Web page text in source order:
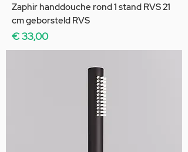
Zaphir handdouche rond 1 stand RVS 21
cm geborsteld RVS
Prijs
€ 33,00